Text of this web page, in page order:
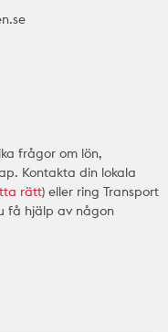
frågor om lön,
Kontakta din lokala
rätt) eller ring Transport
få hjälp av någon